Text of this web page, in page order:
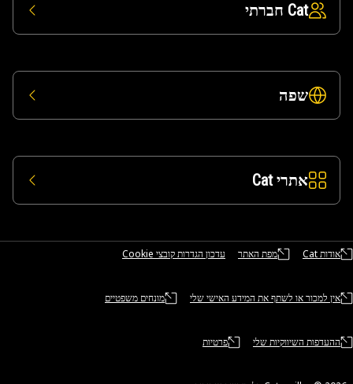
Cat חברתי
שפה
אתרי Cat
אודות Cat מפת האתר עדכון הגדרות קובצי Cookie
אין למכור או לשתף את המידע האישי שלי מונחים משפטיים
ההעדפות השיווקיות שלי פרטיות